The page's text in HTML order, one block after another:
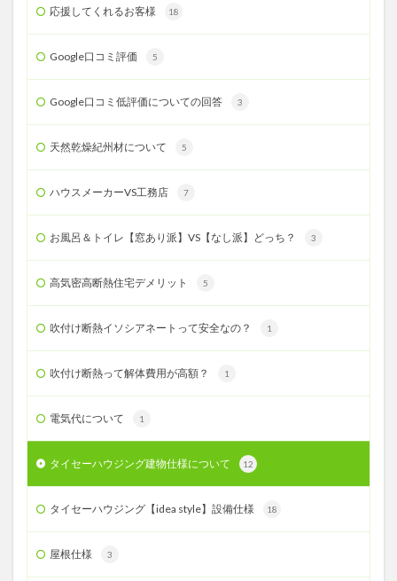
応援してくれるお客様 18
Google口コミ評価 5
Google口コミ低評価についての回答 3
天然乾燥紀州材について 5
ハウスメーカーVS工務店 7
お風呂＆トイレ【窓あり派】VS【なし派】どっち？ 3
高気密高断熱住宅デメリット 5
吹付け断熱イソシアネートって安全なの？ 1
吹付け断熱って解体費用が高額？ 1
電気代について 1
タイセーハウジング建物仕様について 12
タイセーハウジング【idea style】設備仕様 18
屋根仕様 3